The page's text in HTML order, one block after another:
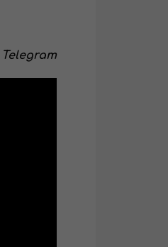
Telegram